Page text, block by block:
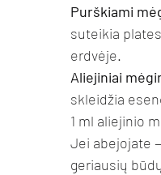
Purškiami
suteikia
erdvėje.
Aliejiniai
skleidžia
1 ml aliejinio
Jei abejojate
geriausių